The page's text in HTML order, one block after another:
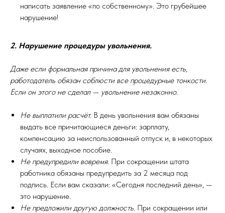
написать заявление «по собственному». Это грубейшее
нарушение!
2. Нарушение процедуры увольнения.
Даже если формальная причина для увольнения есть,
работодатель обязан соблюсти все процедурные тонкости.
Если он этого не сделал — увольнение незаконно.
Не выплатили расчёт. В день увольнения вам обязаны
выдать все причитающиеся деньги: зарплату,
компенсацию за неиспользованный отпуск и, в некоторых
случаях, выходное пособие.
Не предупредили вовремя. При сокращении штата
работника обязаны предупредить за 2 месяца под
подпись. Если вам сказали: «Сегодня последний день», —
это нарушение.
Не предложили другую должность. При сокращении или